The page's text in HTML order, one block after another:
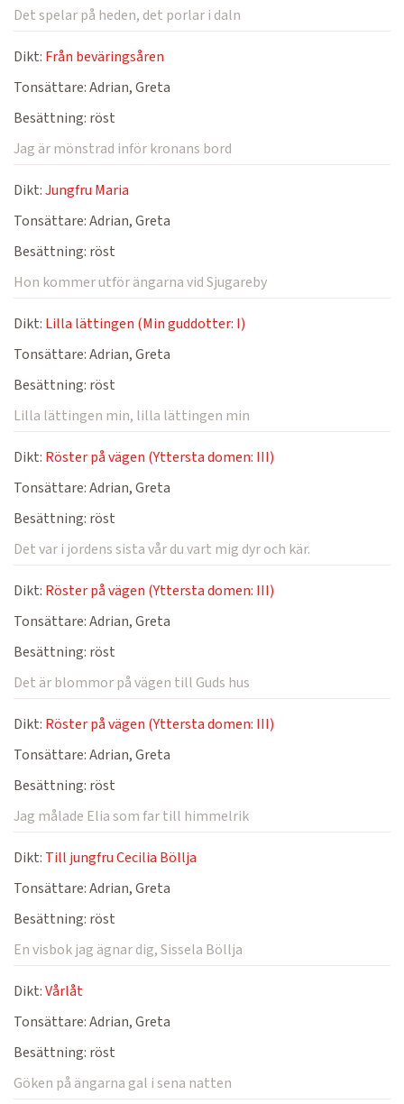
Det spelar på heden, det porlar i daln
Dikt: Från beväringsåren
Tonsättare:Adrian, Greta
Besättning: röst
Jag är mönstrad inför kronans bord
Dikt:Jungfru Maria
Tonsättare:Adrian, Greta
Besättning: röst
Hon kommer utför ängarna vid Sjugareby
Dikt: Lilla lättingen (Min guddotter: I)
Tonsättare:Adrian, Greta
Besättning: röst
Lilla lättingen min, lilla lättingen min
Dikt: Röster på vägen (Yttersta domen: III)
Tonsättare:Adrian, Greta
Besättning: röst
Det var i jordens sista vår du vart mig dyr och kär.
Dikt: Röster på vägen (Yttersta domen: III)
Tonsättare:Adrian, Greta
Besättning: röst
Det är blommor på vägen till Guds hus
Dikt: Röster på vägen (Yttersta domen: III)
Tonsättare:Adrian, Greta
Besättning: röst
Jag målade Elia som far till himmelrik
Dikt: Till jungfru Cecilia Böllja
Tonsättare:Adrian, Greta
Besättning: röst
En visbok jag ägnar dig, Sissela Böllja
Dikt:Vårlåt
Tonsättare:Adrian, Greta
Besättning: röst
Göken på ängarna gal i sena natten